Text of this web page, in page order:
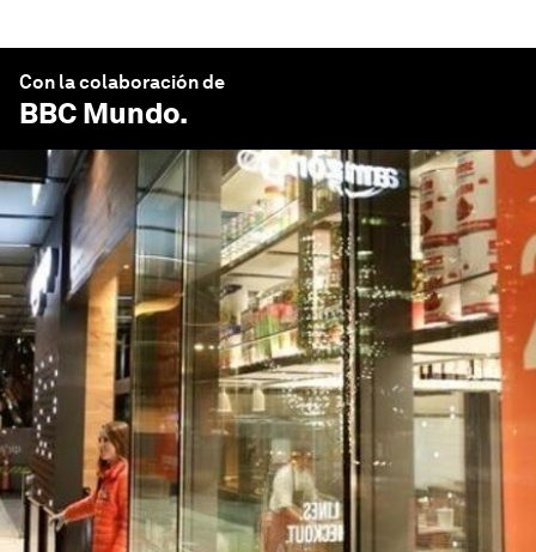
Con la colaboración de
BBC Mundo.